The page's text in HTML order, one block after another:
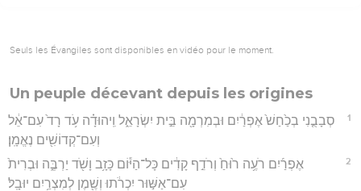
Seuls les Évangiles sont disponibles en vidéo pour le moment.
Un peuple décevant depuis les origines
1
סְבָבֻ֤נִי בְכַ֙חַשׁ֙ אֶפְרַ֔יִם וּבְמִרְמָ֖ה בֵּ֣ית יִשְׂרָאֵ֑ל וִֽיהוּדָ֗ה עֹ֥ד רָד֙ עִם־אֵ֔ל
וְעִם־קְדוֹשִׁ֖ים נֶאֱמָֽן׃
2
אֶפְרַ֜יִם רֹעֶ֥ה ר֙וּחַ֙ וְרֹדֵ֣ף קָדִ֔ים כָּל־הַיּ֕וֹם כָּזָ֥ב וָשֹׁ֖ד יַרְבֶּ֑ה וּבְרִית֙
עִם־אַשּׁ֣וּר יִכְרֹ֔תוּ וְשֶׁ֖מֶן לְמִצְרַ֥יִם יוּבָֽל׃